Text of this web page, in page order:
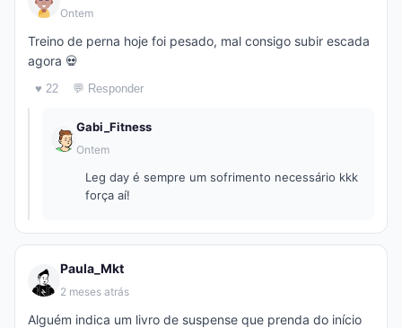
Ontem
Treino de perna hoje foi pesado, mal consigo subir escada
agora 💀
♥ 22 💬 Responder
Gabi_Fitness
Ontem
Leg day é sempre um sofrimento necessário kkk
força aí!
Paula_Mkt
2 meses atrás
Alguém indica um livro de suspense que prenda do início